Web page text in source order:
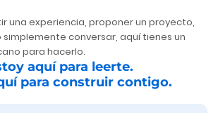
una experiencia, proponer un proyecto,
conversar, aquí tienes un
para hacerlo.
aquí para leerte.
para construir contigo.